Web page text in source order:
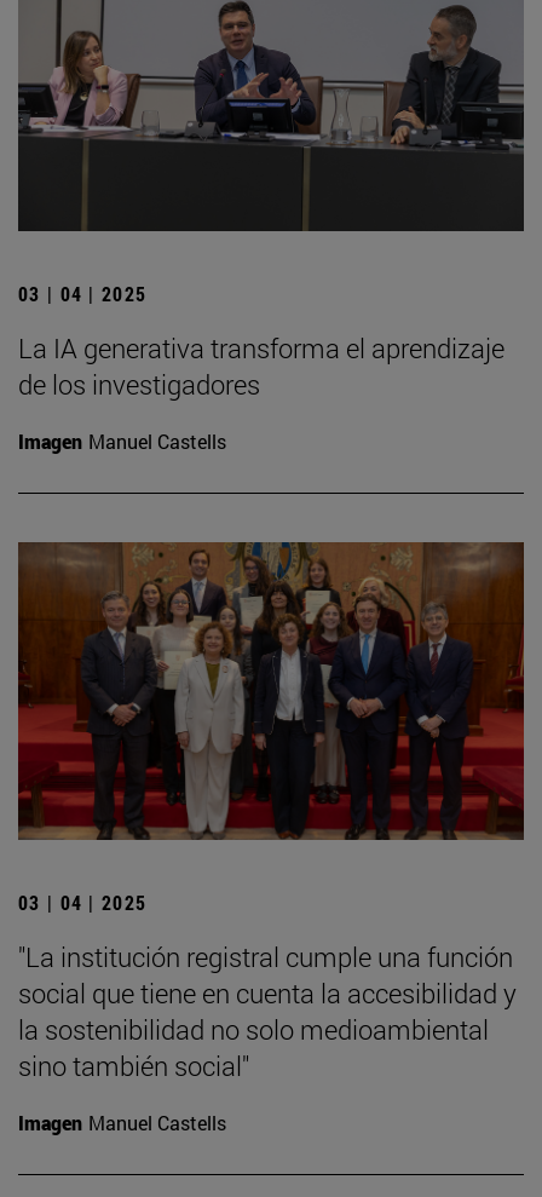
03 | 04 | 2025
La IA generativa transforma el aprendizaje
de los investigadores
Imagen Manuel Castells
03 | 04 | 2025
"La institución registral cumple una función
social que tiene en cuenta la accesibilidad y
la sostenibilidad no solo medioambiental
sino también social"
Imagen Manuel Castells